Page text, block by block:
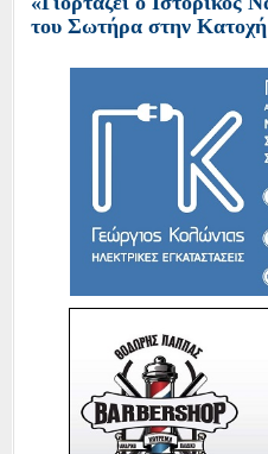
του Σωτήρα στην